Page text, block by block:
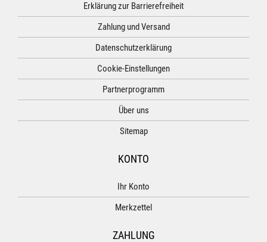
Erklärung zur Barrierefreiheit
Zahlung und Versand
Datenschutzerklärung
Cookie-Einstellungen
Partnerprogramm
Über uns
Sitemap
KONTO
Ihr Konto
Merkzettel
ZAHLUNG